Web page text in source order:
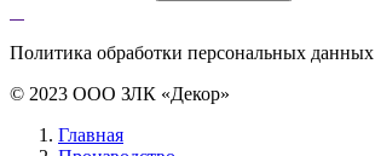
Политика обработки персональных данных
© 2023 ООО ЗЛК «Декор»
Главная